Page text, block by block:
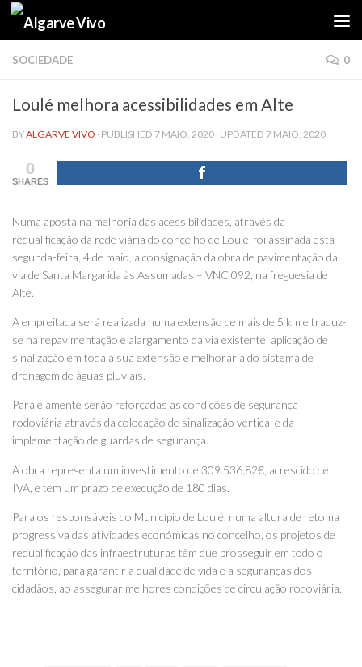
Skip to content
SOCIEDADE 0
Loulé melhora acessibilidades em Alte
BYALGARVE VIVO · PUBLISHED 7 MAIO, 2020 · UPDATED 7 MAIO, 2020
0
SHARES
Numa aposta na melhoria das acessibilidades, através da
requalificação da rede viária do concelho de Loulé, foi assinada esta
segunda-feira, 4 de maio, a consignação da obra de pavimentação da
via de Santa Margarida às Assumadas – VNC 092, na freguesia de
Alte.
A empreitada será realizada numa extensão de mais de 5 km e traduz-
se na repavimentação e alargamento da via existente, aplicação de
sinalização em toda a sua extensão e melhoraria do sistema de
drenagem de águas pluviais.
Paralelamente serão reforçadas as condições de segurança
rodoviária através da colocação de sinalização vertical e da
implementação de guardas de segurança.
A obra representa um investimento de 309.536,82€, acrescido de
IVA, e tem um prazo de execução de 180 dias.
Para os responsáveis do Município de Loulé, numa altura de retoma
progressiva das atividades económicas no concelho, os projetos de
requalificação das infraestruturas têm que prosseguir em todo o
território, para garantir a qualidade de vida e a seguranças dos
cidadãos, ao assegurar melhores condições de circulação rodoviária.